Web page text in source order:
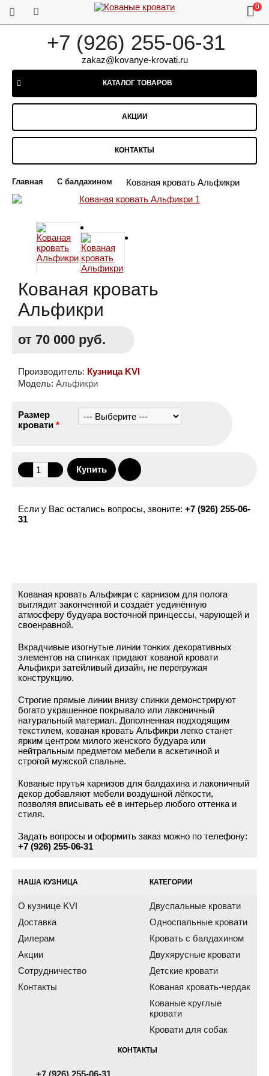
+7 (926) 255-06-31
zakaz@kovanye-krovati.ru
0
КАТАЛОГ ТОВАРОВ
АКЦИИ
КОНТАКТЫ
Главная С балдахином Кованая кровать Альфикри
Кованая кровать
Альфикри
от 70 000 руб.
Производитель: Кузница KVI
Модель: Альфикри
Размер
кровати *
Если у Вас остались вопросы, звоните: +7 (926) 255-06-
31
Кованая кровать Альфикри с карнизом для полога
выглядит законченной и создаёт уединённую
атмосферу будуара восточной принцессы, чарующей и
своенравной.
Вкрадчивые изогнутые линии тонких декоративных
элементов на спинках придают кованой кровати
Альфикри затейливый дизайн, не перегружая
конструкцию.
Строгие прямые линии внизу спинки демонстрируют
богато украшенное покрывало или лаконичный
натуральный материал. Дополненная подходящим
текстилем, кованая кровать Альфикри легко станет
ярким центром милого женского будуара или
нейтральным предметом мебели в аскетичной и
строгой мужской спальне.
Кованые прутья карнизов для балдахина и лаконичный
декор добавляют мебели воздушной лёгкости,
позволяя вписывать её в интерьер любого оттенка и
стиля.
Задать вопросы и оформить заказ можно по телефону:
+7 (926) 255-06-31
НАША КУЗНИЦА
О кузнице KVI
Доставка
Дилерам
Акции
Сотрудничество
Контакты
КАТЕГОРИИ
Двуспальные кровати
Односпальные кровати
Кровать с балдахином
Двухярусные кровати
Детские кровати
Кованая кровать-чердак
Кованые круглые
кровати
Кровати для собак
КОНТАКТЫ
+7 (926) 255-06-31